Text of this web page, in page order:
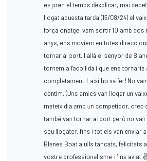
es pren el temps d'explicar, mai
llogat aquesta tarda (16/08/24) el
força onatge, vam sortir 10 amb dos
anys, ens movíem en totes
tornar al port. I allà el senyor de
tornem a l'acollida i que ens
completament. I així ho va fer! No
cèntim. (Uns amics van llogar un
mateix dia amb un competidor, crec
també van tornar al port però no
seu llogater, fins i tot els van enviar
Blanes Boat a ulls tancats, felicitats
vostre professionalisme i fins aviat ✌️